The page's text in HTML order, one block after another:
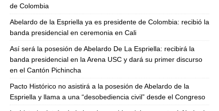
de Colombia
Abelardo de la Espriella ya es presidente de Colombia: recibió la
banda presidencial en ceremonia en Cali
Así será la posesión de Abelardo De La Espriella: recibirá la
banda presidencial en la Arena USC y dará su primer discurso
en el Cantón Pichincha
Pacto Histórico no asistirá a la posesión de Abelardo de la
Espriella y llama a una “desobediencia civil” desde el Congreso